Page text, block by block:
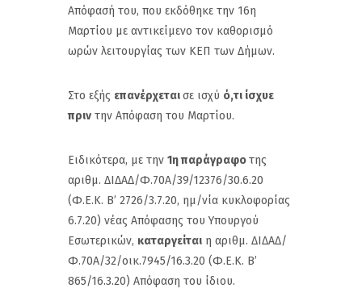
Απόφασή του, που εκδόθηκε την 16η
Μαρτίου με αντικείμενο τον καθορισμό
ωρών λειτουργίας των ΚΕΠ των Δήμων.
Στο εξής επανέρχεταισε ισχύ ό,τι ίσχυε
πριν την Απόφαση του Μαρτίου.
Ειδικότερα, με την 1η παράγραφοτης
αριθμ. ΔΙΔΑΔ/Φ.70Α/39/12376/30.6.20
(Φ.Ε.Κ. Β’ 2726/3.7.20, ημ/νία κυκλοφορίας
6.7.20) νέας Απόφασης του Υπουργού
Εσωτερικών, καταργείται η αριθμ. ΔΙΔΑΔ/
Φ.70Α/32/οικ.7945/16.3.20 (Φ.Ε.Κ. Β’
865/16.3.20) Απόφαση του ίδιου.